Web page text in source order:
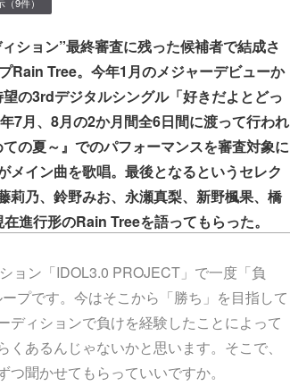
9件）
ション”最終審査に残った候補者で結成さ
Rain Tree。今年1月のメジャーデビューか
の3rdデジタルシングル「好きだよとどっ
7月、8月の2か月間全6日間に渡って行われ
の夏～』でのパフォーマンスを審査対象に
メイン曲を歌唱。最後となるというセレク
莉乃、鈴野みお、永瀬真梨、新野楓果、橋
進行形のRain Treeを語ってもらった。
ン「IDOL3.0 PROJECT」で一度「負
プです。今はそこから「勝ち」を目指して
ディションで負けを経験したことによって
あるんじゃないかと思います。そこで、
聞かせてもらっていいですか。